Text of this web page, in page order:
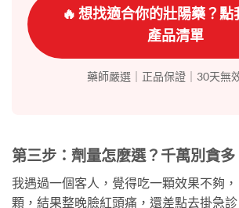
🔥 想找適合你的壯陽藥？點
產品清單
藥師嚴選｜正品保證｜30天無
第三步：劑量怎麼選？千萬別貪多
我遇過一個客人，覺得吃一顆效果不夠
顆，結果整晚臉紅頭痛，還差點去掛急